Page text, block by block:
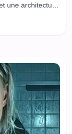
une architecture
inverse une